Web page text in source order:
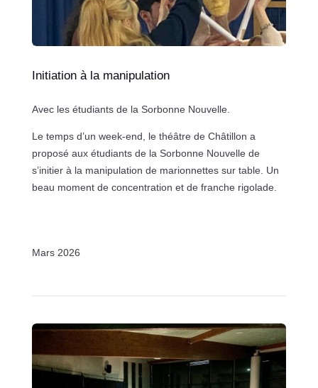
Initiation à la manipulation
Avec les étudiants de la Sorbonne Nouvelle.
Le temps d’un week-end, le théâtre de Châtillon a
proposé aux étudiants de la Sorbonne Nouvelle de
s’initier à la manipulation de marionnettes sur table. Un
beau moment de concentration et de franche rigolade.
Mars 2026